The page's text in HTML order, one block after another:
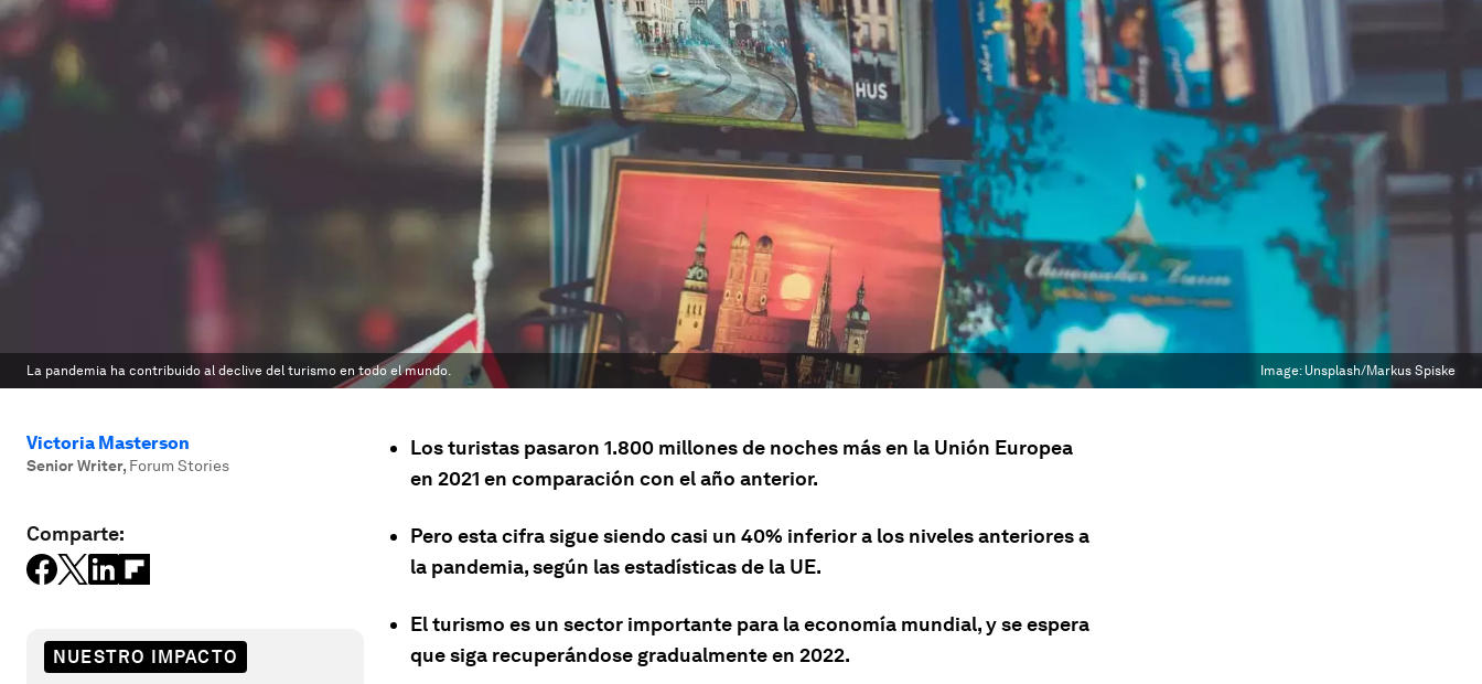
La pandemia ha contribuido al declive del turismo en todo el mundo. Image: Unsplash/Markus Spiske
Victoria Masterson
Senior Writer, Forum Stories
Comparte:
NUESTRO IMPACTO
Los turistas pasaron 1.800 millones de noches más en la Unión Europea
en 2021 en comparación con el año anterior.
Pero esta cifra sigue siendo casi un 40% inferior a los niveles anteriores a
la pandemia, según las estadísticas de la UE.
El turismo es un sector importante para la economía mundial, y se espera
que siga recuperándose gradualmente en 2022.